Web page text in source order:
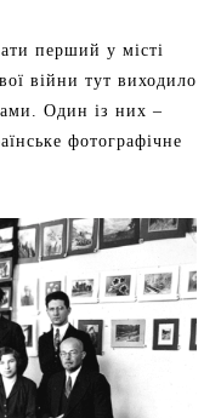
перший у місті
війни тут виходило
Один із них –
фотографічне